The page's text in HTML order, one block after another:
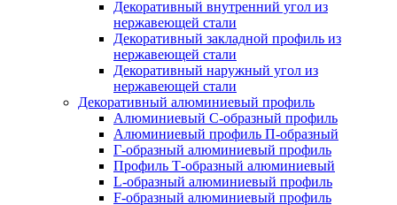
Декоративный внутренний угол из
нержавеющей стали
Декоративный закладной профиль из
нержавеющей стали
Декоративный наружный угол из
нержавеющей стали
Декоративный алюминиевый профиль
Алюминиевый С-образный профиль
Алюминиевый профиль П-образный
Г-образный алюминиевый профиль
Профиль Т-образный алюминиевый
L-образный алюминиевый профиль
F-образный алюминиевый профиль